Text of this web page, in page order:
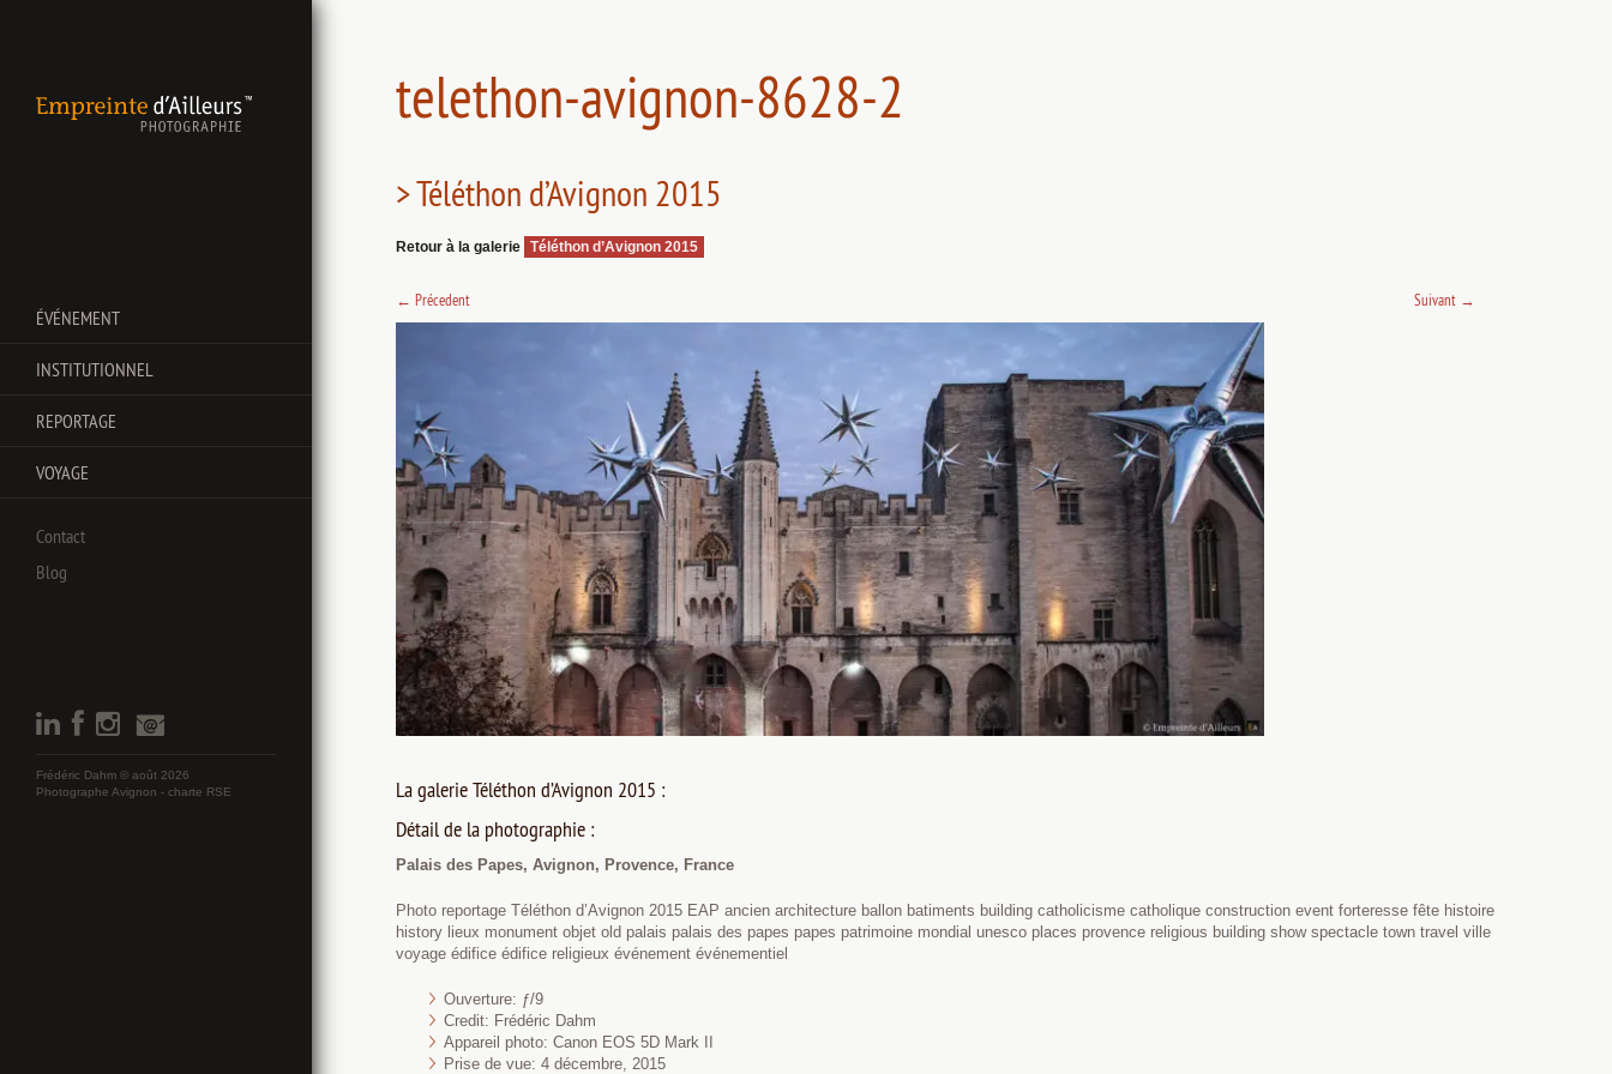
ÉVÉNEMENT
INSTITUTIONNEL
REPORTAGE
VOYAGE
Contact
Blog
Frédéric Dahm © août 2026
Photographe Avignon - charte RSE
telethon-avignon-8628-2
> Téléthon d’Avignon 2015
Retour à la galerie Téléthon d’Avignon 2015
← Précedent Suivant →
La galerie Téléthon d’Avignon 2015 :
Détail de la photographie :
Palais des Papes, Avignon, Provence, France
Photo reportage Téléthon d’Avignon 2015 EAP ancien architecture ballon batiments building catholicisme catholique construction event forteresse fête histoire
history lieux monument objet old palais palais des papes papes patrimoine mondial unesco places provence religious building show spectacle town travel ville
voyage édifice édifice religieux événement événementiel
Ouverture: ƒ/9
Credit: Frédéric Dahm
Appareil photo: Canon EOS 5D Mark II
Prise de vue: 4 décembre, 2015